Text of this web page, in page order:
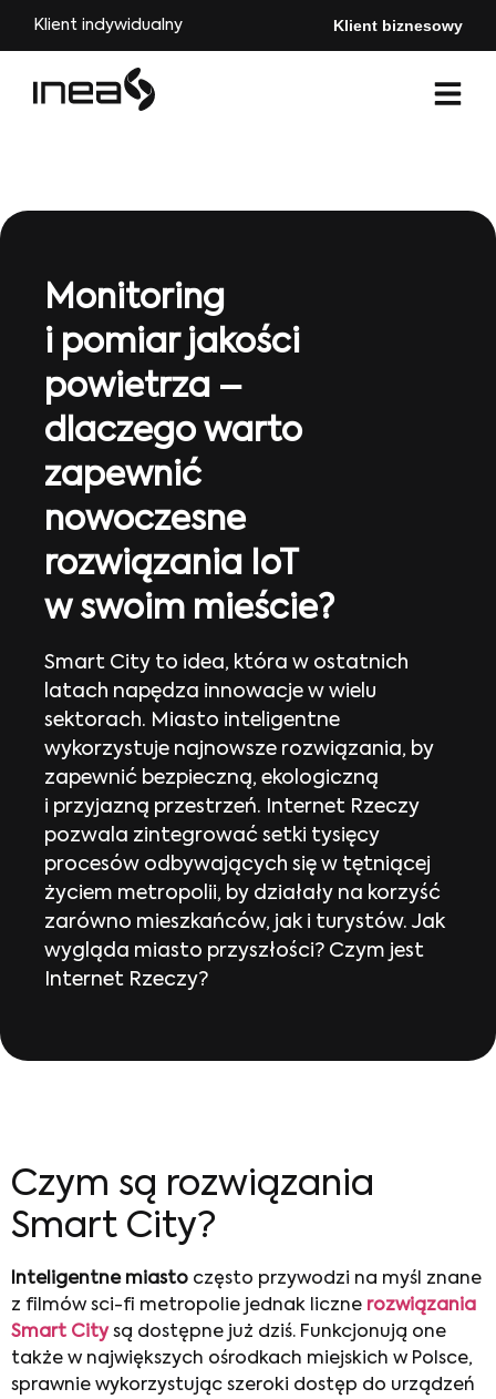
Klient indywidualny Klient biznesowy
Monitoring
i pomiar jakości
powietrza –
dlaczego warto
zapewnić
nowoczesne
rozwiązania IoT
w swoim mieście?
Smart City to idea, która w ostatnich
latach napędza innowacje w wielu
sektorach. Miasto inteligentne
wykorzystuje najnowsze rozwiązania, by
zapewnić bezpieczną, ekologiczną
i przyjazną przestrzeń. Internet Rzeczy
pozwala zintegrować setki tysięcy
procesów odbywających się w tętniącej
życiem metropolii, by działały na korzyść
zarówno mieszkańców, jak i turystów. Jak
wygląda miasto przyszłości? Czym jest
Internet Rzeczy?
Czym są rozwiązania
Smart City?
Inteligentne miasto często przywodzi na myśl znane
z filmów sci-fi metropolie jednak liczne rozwiązania
Smart Citysą dostępne już dziś. Funkcjonują one
także w największych ośrodkach miejskich w Polsce,
sprawnie wykorzystując szeroki dostęp do urządzeń